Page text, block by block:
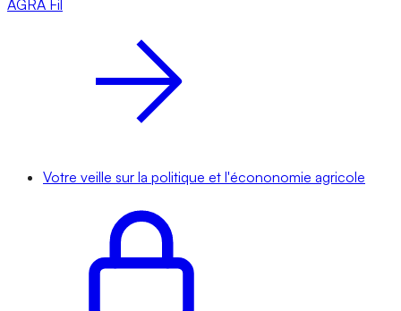
AGRA Fil
Votre veille sur la politique et l'écononomie agricole